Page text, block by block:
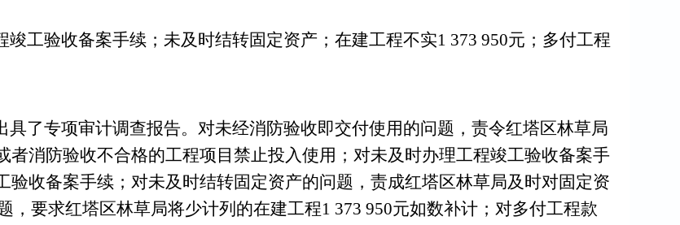
竣工验收备案手续 ； 未及时结转固定资产；在建工程不实1 373 950元；多付工程
具了专项审计调查报告。对未经消防验收即交付使用的问题， 责令红塔区林草局
者消防验收不合格的工程项目禁止投入使用 ； 对未及时办理工程竣工验收备案手
验收备案手续 ；对未及时结转固定资产的问题，责成红塔区林草局及时对固定资
，要求红塔区林草局将少计列的在建工程1 373 950元如数补计 ；对多付工程款